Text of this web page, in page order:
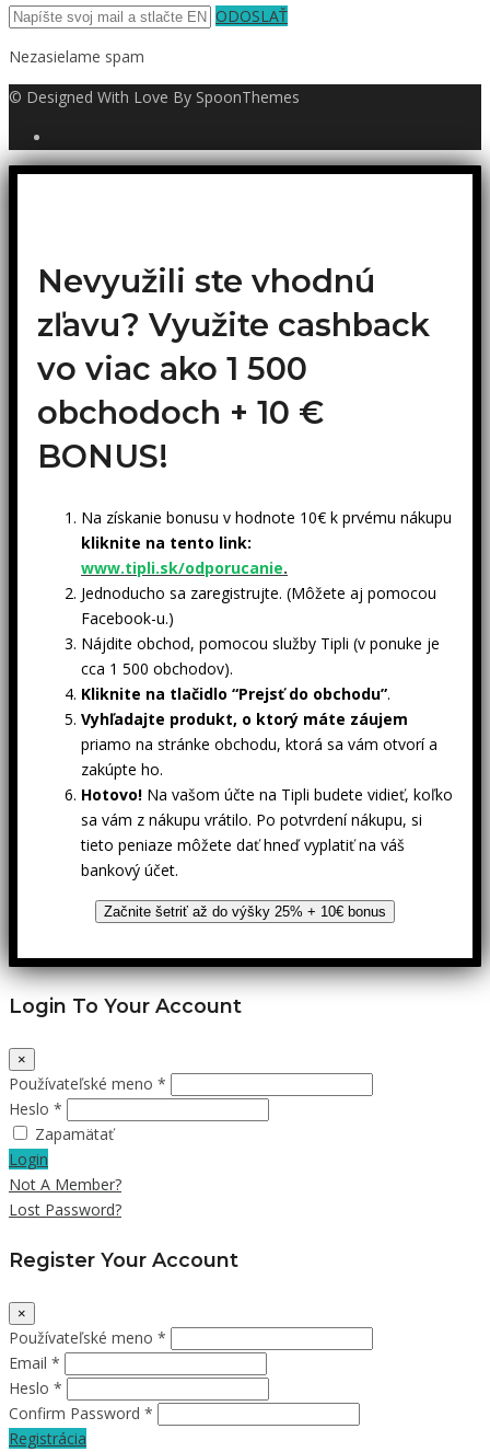
ODOSLAŤ
Nezasielame spam
© Designed With Love By SpoonThemes
Nevyužili ste vhodnú
zľavu? Využite cashback
vo viac ako 1 500
obchodoch + 10 €
BONUS!
Na získanie bonusu v hodnote 10€ k prvému nákupu
kliknite na tento link:
www.tipli.sk/odporucanie.
Jednoducho sa zaregistrujte. (Môžete aj pomocou
Facebook-u.)
Nájdite obchod, pomocou služby Tipli (v ponuke je
cca 1 500 obchodov).
Kliknite na tlačidlo “Prejsť do obchodu”.
Vyhľadajte produkt, o ktorý máte záujem
priamo na stránke obchodu, ktorá sa vám otvorí a
zakúpte ho.
Hotovo! Na vašom účte na Tipli budete vidieť, koľko
sa vám z nákupu vrátilo. Po potvrdení nákupu, si
tieto peniaze môžete dať hneď vyplatiť na váš
bankový účet.
Začnite šetriť až do výšky 25% + 10€ bonus
Login To Your Account
×
Používateľské meno *
Heslo *
Zapamätať
Login
Not A Member?
Lost Password?
Register Your Account
×
Používateľské meno *
Email *
Heslo *
Confirm Password *
Registrácia